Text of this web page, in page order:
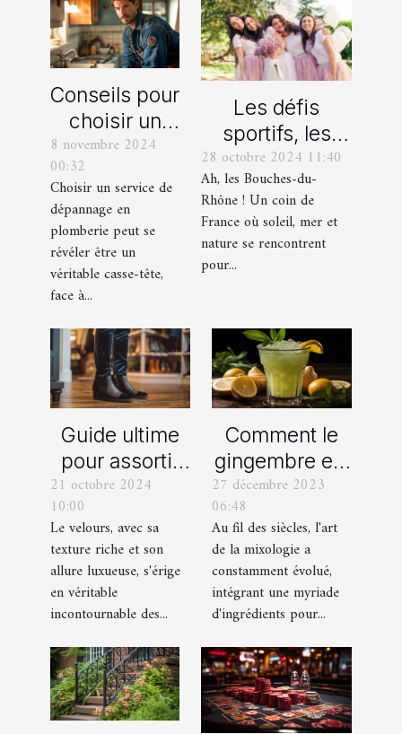
Conseils pour
choisir un
bon service
dépannage
en plomberie
8 novembre 2024
00:32
Choisir un service de
dépannage en
plomberie peut se
révéler être un
véritable casse-tête,
face à...
Les défis
sportifs, les
incontournables
de toute
organisation
d’EVG et EVJF
28 octobre 2024 11:40
Ah, les Bouches-du-
Rhône ! Un coin de
France où soleil, mer et
nature se rencontrent
pour...
Guide ultime
pour assortir
vos
chaussures
avec des
pantalons en
velours
21 octobre 2024
10:00
Le velours, avec sa
texture riche et son
allure luxueuse, s'érige
en véritable
incontournable des...
Comment le
gingembre est
devenu un
ingrédient clé
dans la
mixologie
moderne
27 décembre 2023
06:48
Au fil des siècles, l'art
de la mixologie a
constamment évolué,
intégrant une myriade
d'ingrédients pour...